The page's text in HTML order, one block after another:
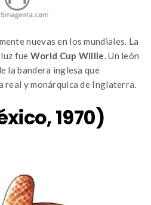
nuevas en los mundiales. La
fue World Cup Willie. Un león
la bandera inglesa que
real y monárquica de Inglaterra.
1970)